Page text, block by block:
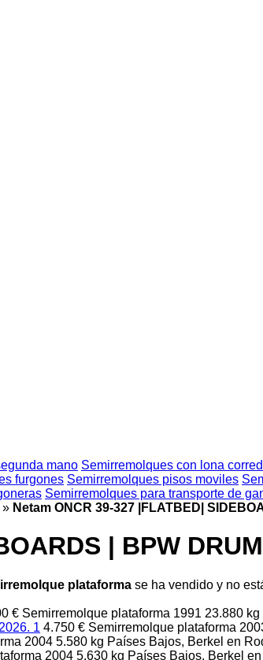
mano Semirremolques con lona
furgones Semirremolques pisos moviles
Semirremolques para transporte de
» Netam ONCR 39-327 |FLATBED|
| BPW
plataforma se ha vendido y no
€ Semirremolque plataforma 1991 23.880 kg
1 4.750 € Semirremolque plataforma
2004 5.580 kg Países Bajos, Berkel en
2004 5.630 kg Países Bajos, Berkel